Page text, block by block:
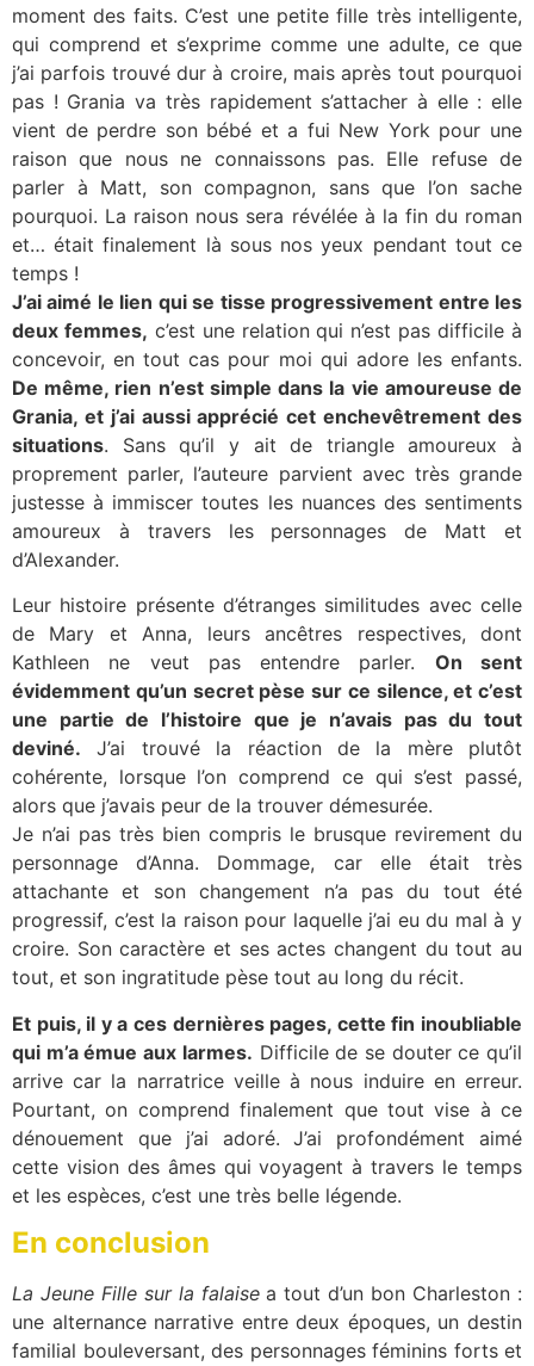
moment des faits. C’est une petite fille très intelligente,
qui comprend et s’exprime comme une adulte, ce que
j’ai parfois trouvé dur à croire, mais après tout pourquoi
pas ! Grania va très rapidement s’attacher à elle : elle
vient de perdre son bébé et a fui New York pour une
raison que nous ne connaissons pas. Elle refuse de
parler à Matt, son compagnon, sans que l’on sache
pourquoi. La raison nous sera révélée à la fin du roman
et… était finalement là sous nos yeux pendant tout ce
temps !
J’ai aimé le lien qui se tisse progressivement entre les
deux femmes, c’est une relation qui n’est pas difficile à
concevoir, en tout cas pour moi qui adore les enfants.
De même, rien n’est simple dans la vie amoureuse de
Grania, et j’ai aussi apprécié cet enchevêtrement des
situations. Sans qu’il y ait de triangle amoureux à
proprement parler, l’auteure parvient avec très grande
justesse à immiscer toutes les nuances des sentiments
amoureux à travers les personnages de Matt et
d’Alexander.
Leur histoire présente d’étranges similitudes avec celle
de Mary et Anna, leurs ancêtres respectives, dont
Kathleen ne veut pas entendre parler. On sent
évidemment qu’un secret pèse sur ce silence, et c’est
une partie de l’histoire que je n’avais pas du tout
deviné. J’ai trouvé la réaction de la mère plutôt
cohérente, lorsque l’on comprend ce qui s’est passé,
alors que j’avais peur de la trouver démesurée.
Je n’ai pas très bien compris le brusque revirement du
personnage d’Anna. Dommage, car elle était très
attachante et son changement n’a pas du tout été
progressif, c’est la raison pour laquelle j’ai eu du mal à y
croire. Son caractère et ses actes changent du tout au
tout, et son ingratitude pèse tout au long du récit.
Et puis, il y a ces dernières pages, cette fin inoubliable
qui m’a émue aux larmes. Difficile de se douter ce qu’il
arrive car la narratrice veille à nous induire en erreur.
Pourtant, on comprend finalement que tout vise à ce
dénouement que j’ai adoré. J’ai profondément aimé
cette vision des âmes qui voyagent à travers le temps
et les espèces, c’est une très belle légende.
En conclusion
La Jeune Fille sur la falaisea tout d’un bon Charleston :
une alternance narrative entre deux époques, un destin
familial bouleversant, des personnages féminins forts et